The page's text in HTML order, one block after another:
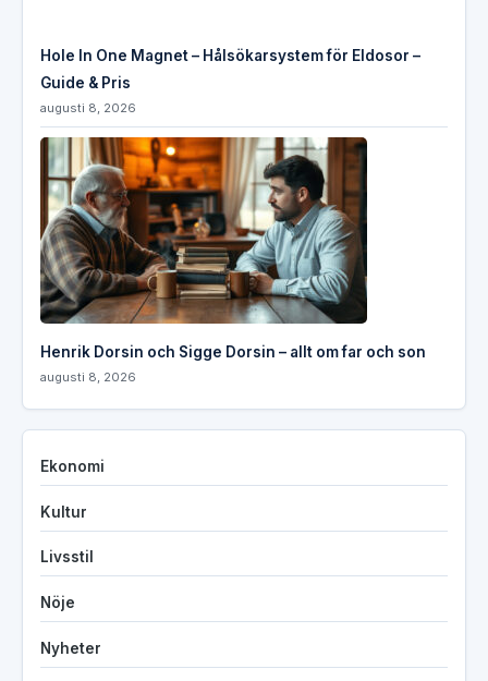
Hole In One Magnet – Hålsökarsystem för Eldosor –
Guide & Pris
augusti 8, 2026
Henrik Dorsin och Sigge Dorsin – allt om far och son
augusti 8, 2026
Ekonomi
Kultur
Livsstil
Nöje
Nyheter